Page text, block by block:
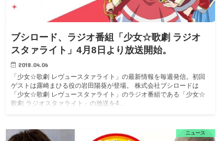
ブシロード、ラジオ番組「少女☆歌劇 ラジオ
スタァライト」4月8日より放送開始。
2018.04.06
「少女☆歌劇 レヴュースタァライト」の最新情報を毎週発信。初回
ゲストは露崎まひる役の岩田陽葵が登場。 株式会社ブシロードは
「少女☆歌劇 レヴュースタァライト」のラジオ番組である「少女☆
歌劇 ラジオスタァライト」の放送を4…
ニュース